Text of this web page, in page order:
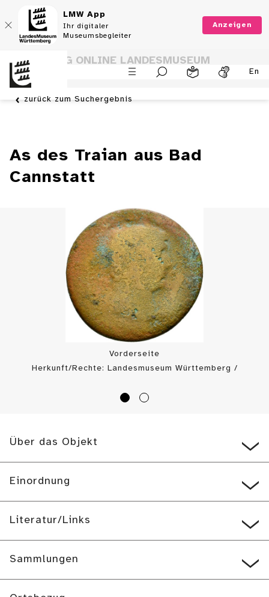
LMW App
Ihr digitaler
Museumsbegleiter
Anzeigen
En
SAMMLUNG ONLINE LANDESMUSEUM
WÜRTTEMBERG
zurück zum Suchergebnis
As des Traian aus Bad
Cannstatt
Vorderseite
Herkunft/Rechte: Landesmuseum Württemberg /
Über das Objekt
Einordnung
Literatur/Links
Sammlungen